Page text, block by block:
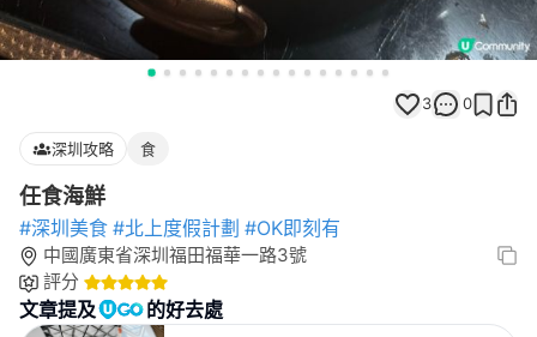
3 0
深圳攻略 食
任食海鮮
#深圳美食 #北上度假計劃 #OK即刻有
中國廣東省深圳福田福華一路3號
評分
文章提及 的好去處